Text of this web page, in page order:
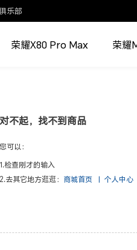
乐部
荣耀X80 Pro Max 荣耀
对不起，找不到商品
您可以：
1.检查刚才的输入
2.去其它地方逛逛： 商城首页 | 个人中心